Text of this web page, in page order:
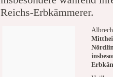
Reichs-Erbkämmerer.